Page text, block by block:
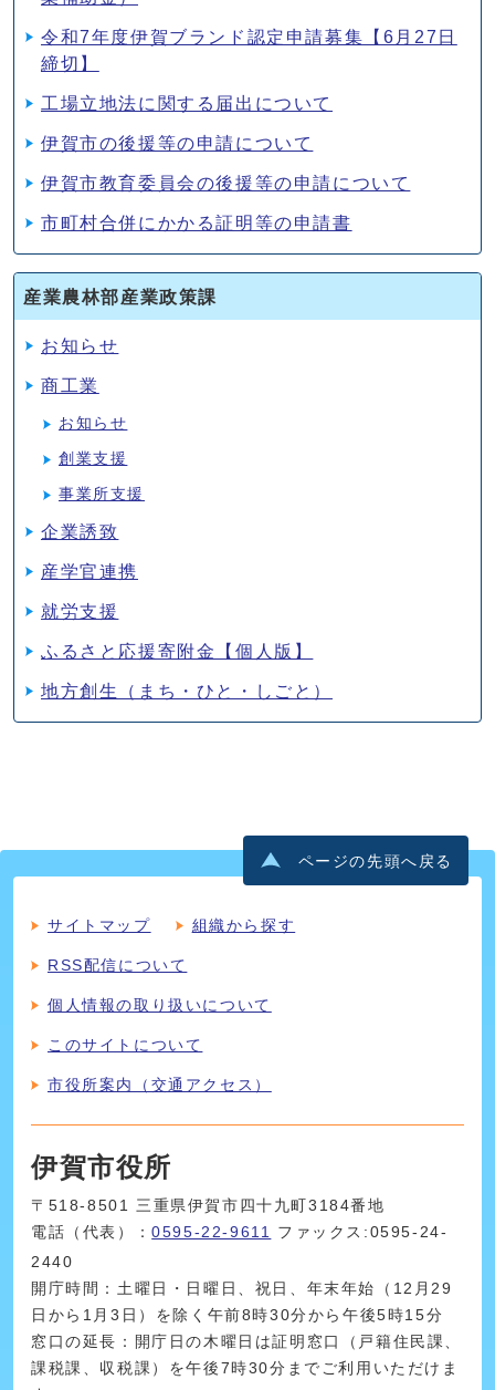
令和7年度伊賀ブランド認定申請募集【6月27日
締切】
工場立地法に関する届出について
伊賀市の後援等の申請について
伊賀市教育委員会の後援等の申請について
市町村合併にかかる証明等の申請書
産業農林部産業政策課
お知らせ
商工業
お知らせ
創業支援
事業所支援
企業誘致
産学官連携
就労支援
ふるさと応援寄附金【個人版】
地方創生（まち・ひと・しごと）
ページの先頭へ戻る
サイトマップ 組織から探す
RSS配信について
個人情報の取り扱いについて
このサイトについて
市役所案内（交通アクセス）
伊賀市役所
〒518-8501 三重県伊賀市四十九町3184番地
電話（代表）：0595-22-9611
ファックス:0595-24-
2440
開庁時間：土曜日・日曜日、祝日、年末年始（12月29
日から1月3日）を除く午前8時30分から午後5時15分
窓口の延長：開庁日の木曜日は証明窓口（戸籍住民課、
課税課、収税課）を午後7時30分までご利用いただけま